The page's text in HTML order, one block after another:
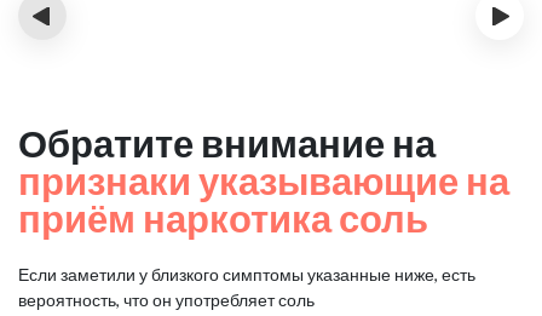
‹ ›
Обратите внимание на
признаки указывающие на
приём наркотика соль
Если заметили у близкого симптомы указанные ниже, есть
вероятность, что он употребляет соль